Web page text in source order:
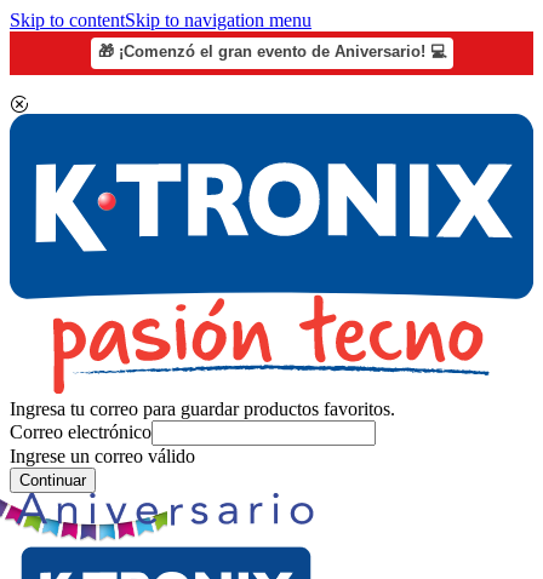
Skip to contentSkip to navigation menu
🎁 ¡Comenzó el gran evento de Aniversario! 💻
Ingresa tu correo para guardar productos favoritos.
Correo electrónico
Ingrese un correo válido
Continuar